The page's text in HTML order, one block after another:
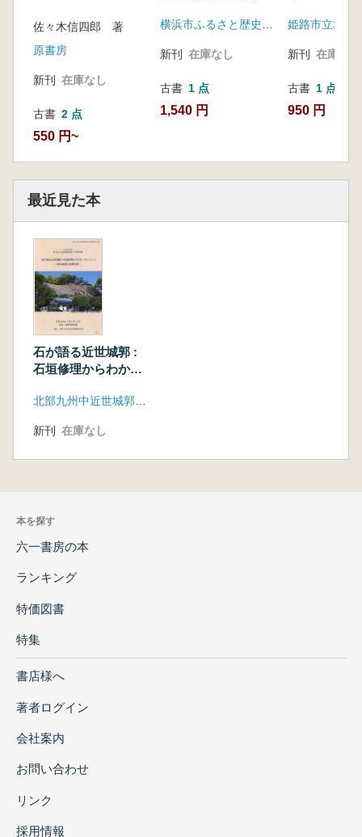
佐々木信四郎 著
原書房
新刊 在庫なし
古書 2 点
550 円~
新刊 在庫なし
古書 1 点
1,540 円
姫路市立城郭
新刊 在庫なし
古書 1 点
950 円
最近見た本
石が語る近世城郭 :
石垣修理からわかっ
復興支援
新刊 在庫なし
本を探す
六一書房の本
ランキング
特価図書
特集
書店様へ
著者ログイン
会社案内
お問い合わせ
リンク
採用情報